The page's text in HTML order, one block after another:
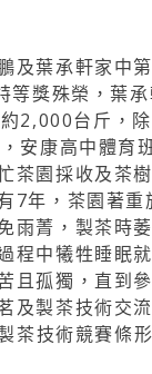
及葉承軒家中
獎殊榮，葉
2,000台斤，
安康高中體育
茶園採收及茶
7年，茶園著
雨菁，製茶時
程中犧牲睡眠
且孤獨，直到
及製茶技術交
茶技術競賽條